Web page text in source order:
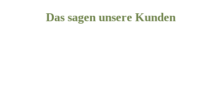
Das sagen unsere Kunden